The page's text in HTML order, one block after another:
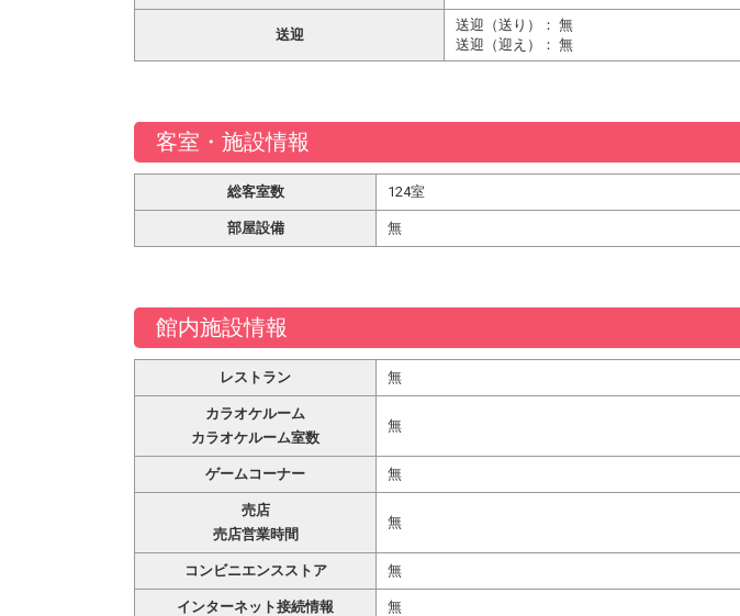
送迎
送迎（送り）： 無
送迎（迎え）： 無
客室・施設情報
総客室数 124室
部屋設備 無
館内施設情報
レストラン 無
カラオケルーム
カラオケルーム室数
無
ゲームコーナー 無
売店
売店営業時間
無
コンビニエンスストア 無
インターネット接続情報 無